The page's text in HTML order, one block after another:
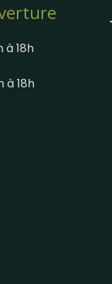
à 18h
à 18h